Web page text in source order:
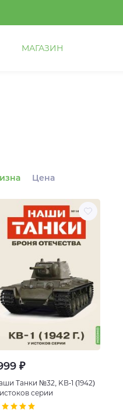
МАГАЗИН
Цена
₽
Танки №32, KВ-1 (1942)
серии